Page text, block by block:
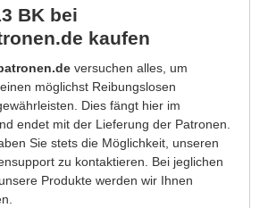
BK bei
kaufen
versuchen alles, um
möglichst Reibungslosen
Dies fängt hier im
endet mit der Lieferung der Patronen.
Sie stets die Möglichkeit, unseren
zu kontaktieren. Bei jeglichen
Produkte werden wir Ihnen